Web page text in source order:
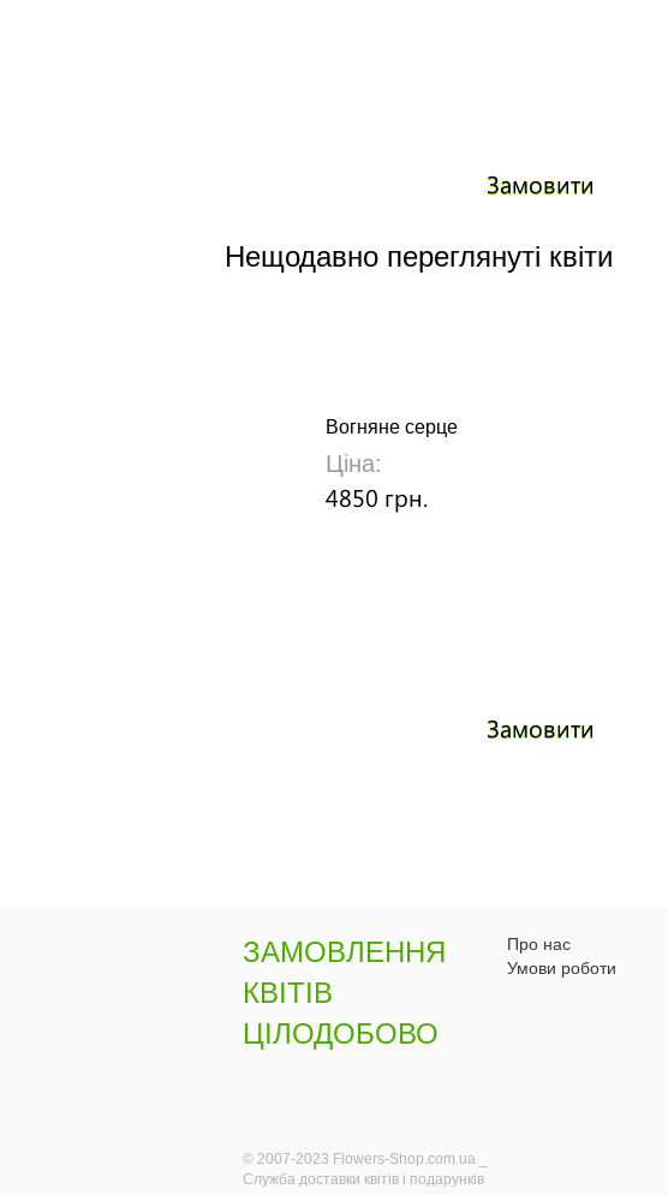
Замовити
Нещодавно переглянуті квіти
Вогняне серце
Ціна:
4850 грн.
Замовити
ЗАМОВЛЕННЯ
КВІТІВ
ЦІЛОДОБОВО
© 2007-2023 Flowers-Shop.com.ua _
Служба доставки квітів і подарунків
Про нас
Умови роботи